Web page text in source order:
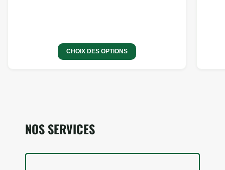
CHOIX DES OPTIONS
NOS SERVICES